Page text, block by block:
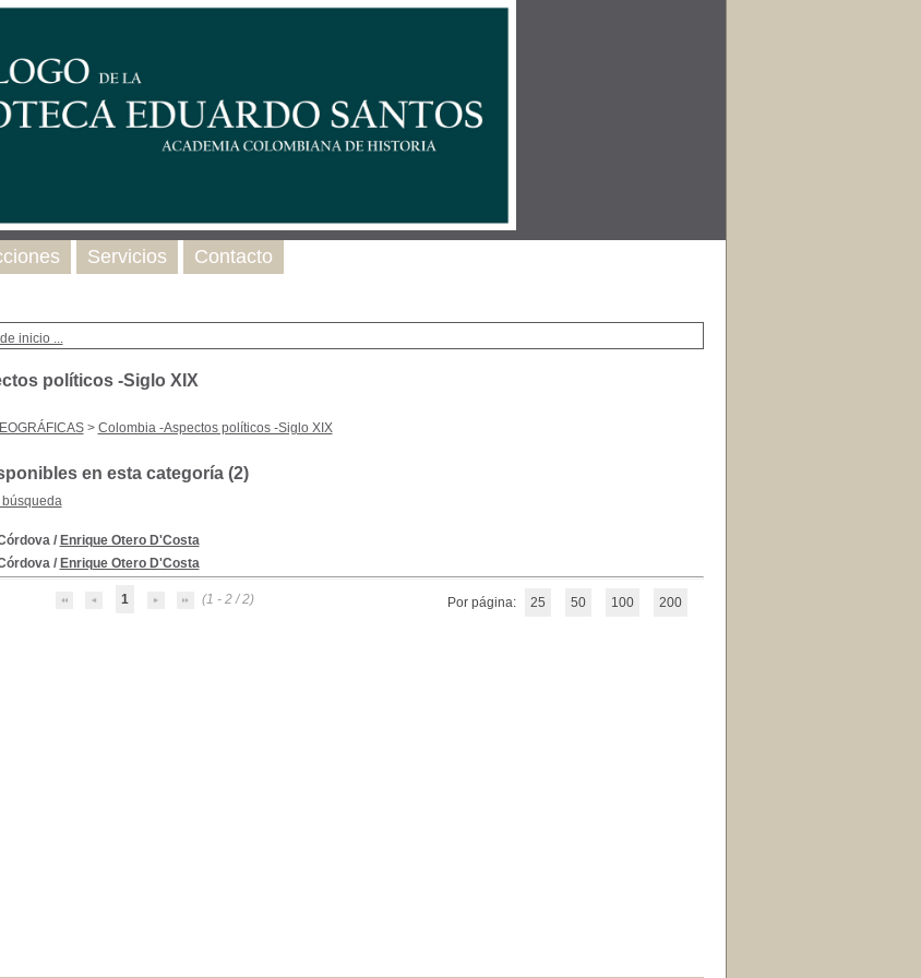
inicio ...
políticos -Siglo XIX
> Colombia -Aspectos políticos -Siglo XIX
en esta categoría (2)
búsqueda
/ Enrique Otero D'Costa
/ Enrique Otero D'Costa
1 (1 - 2 / 2) Por página: 25 50 100 200
Servicios Contacto